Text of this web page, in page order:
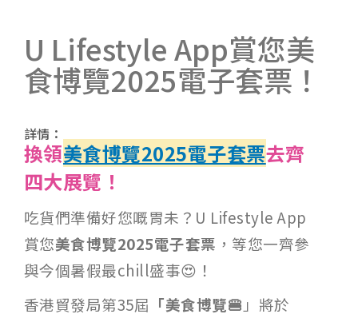
U Lifestyle App賞您美
食博覽2025電子套票！
詳情：
換領美食博覽2025電子套票去齊
四大展覽！
吃貨們準備好您嘅胃未？U Lifestyle App
賞您美食博覽2025電子套票 ，等您一齊參
與今個暑假最chill盛事😍！
香港貿發局第35屆 「美食博覽🍔 」將於